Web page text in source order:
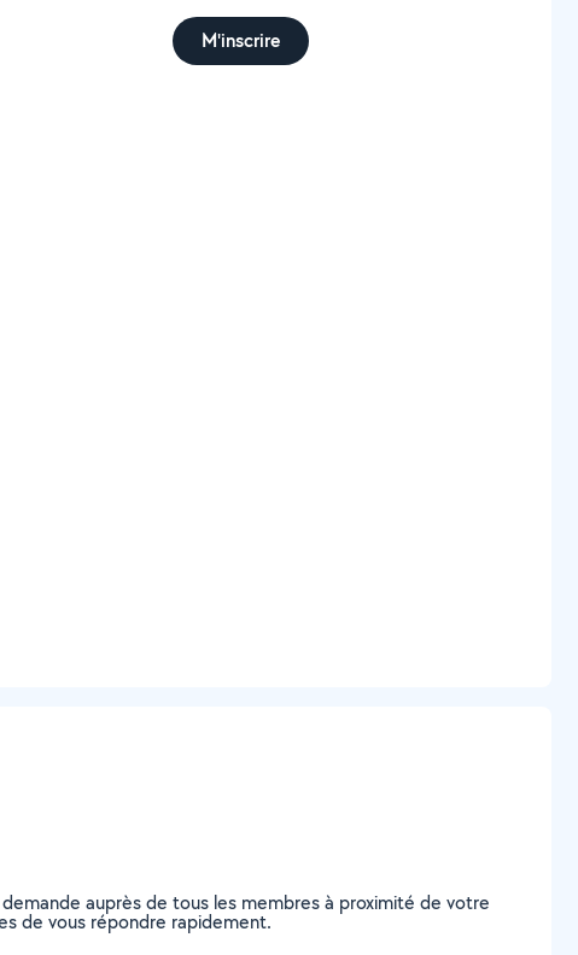
M'inscrire
auprès de tous les membres à proximité de votre
de vous répondre rapidement.